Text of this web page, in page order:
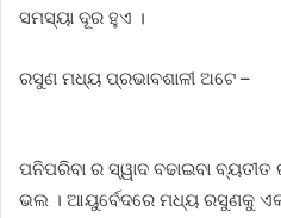
ସମସ୍ୟା ଦୂର ହୁଏ ।
ରସୁଣ ମଧ୍ୟ ପ୍ରଭାବଶାଳୀ ଅଟେ –
ପନିପରିବା ର ସ୍ୱାଦ ବଢାଇବା
ଭଲ । ଆୟୁର୍ବେଦରେ ମଧ୍ୟ ରସୁଣକୁ